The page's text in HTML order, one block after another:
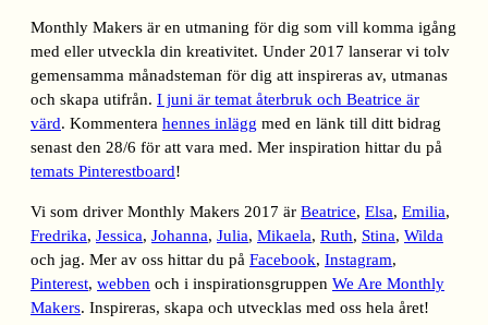
Monthly Makers är en utmaning för dig som vill komma igång
med eller utveckla din kreativitet. Under 2017 lanserar vi tolv
gemensamma månadsteman för dig att inspireras av, utmanas
och skapa utifrån. I juni är temat återbruk och Beatrice är
värd. Kommentera hennes inlägg med en länk till ditt bidrag
senast den 28/6 för att vara med. Mer inspiration hittar du på
temats Pinterestboard!
Vi som driver Monthly Makers 2017 är Beatrice, Elsa, Emilia,
Fredrika, Jessica, Johanna, Julia, Mikaela, Ruth, Stina, Wilda
och jag. Mer av oss hittar du på Facebook, Instagram,
Pinterest, webben och i inspirationsgruppen We Are Monthly
Makers. Inspireras, skapa och utvecklas med oss hela året!